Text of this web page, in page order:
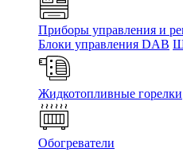
Приборы управления и
Блоки управления DAB
Жидкотопливные горелки
Обогреватели